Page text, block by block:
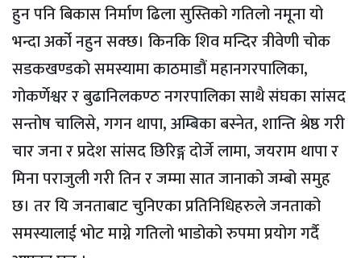
हुन पनि बिकास निर्माण ढिला सुस्तिको गतिलो नमूना यो
भन्दा अर्को नहुन सक्छ। किनकि शिव मन्दिर त्रीवेणी चोक
सडकखण्डको समस्यामा काठमाडौं महानगरपालिका,
गोकर्णेश्वर र बुढानिलकण्ठ नगरपालिका साथै संघका सांसद
सन्तोष चालिसे, गगन थापा, अम्बिका बस्नेत, शान्ति श्रेष्ठ गरी
चार जना र प्रदेश सांसद छिरिङ्ग दोर्जे लामा, जयराम थापा र
मिना पराजुली गरी तिन र जम्मा सात जानाको जम्बो समुह
छ। तर यि जनताबाट चुनिएका प्रतिनिधिहरुले जनताको
समस्यालाई भोट माग्ने गतिलो भाडोको रुपमा प्रयोग गर्दै